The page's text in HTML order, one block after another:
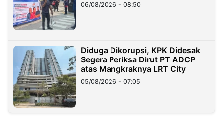
06/08/2026 - 08:50
Diduga Dikorupsi, KPK Didesak
Segera Periksa Dirut PT ADCP
atas Mangkraknya LRT City
05/08/2026 - 07:05